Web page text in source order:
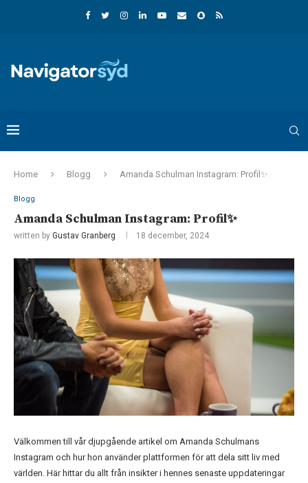
Home Blogg Amanda Schulman Instagram: Profil✨
Blogg
Amanda Schulman Instagram: Profil✨
written by Gustav Granberg 18 december, 2024
Välkommen till vår djupgående artikel om Amanda Schulmans
Instagram och hur hon använder plattformen för att dela sitt liv med
världen. Här hittar du allt från insikter i hennes senaste uppdateringar